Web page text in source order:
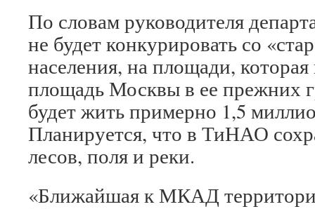
По словам руководителя
не будет конкурировать со
населения, на площади,
площадь Москвы в ее прежних
будет жить примерно 1,5
Планируется, что в ТиНАО
лесов, поля и реки.
«Ближайшая к МКАД